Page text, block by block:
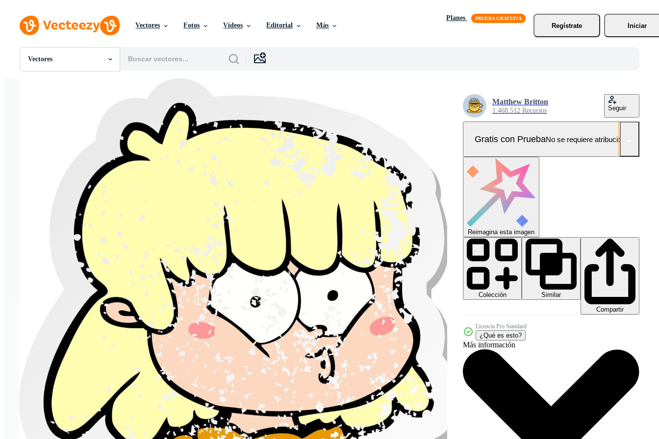
Vectores Fotos Vídeos Editorial Más
Planes
Regístrate
Iniciar
Vectores
Todas Imágenes
Gráficos en Movimiento
Imágenes Editoriales
Eventos Editoriales
Matthew Britton
1.468.512 Recursos Seguir
Gratis con PruebaNo se requiere atribución!
Reimagina esta imagen
Colección
Similar
Compartir
Licencia Pro Standard
¿Qué es esto?
Más información